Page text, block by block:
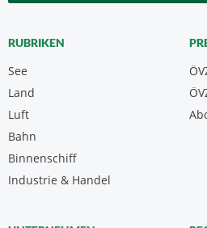
RUBRIKEN
See
Land
Luft
Bahn
Binnenschiff
Industrie & Handel